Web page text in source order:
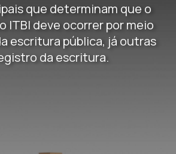
que determinam que o
ITBI deve ocorrer por meio
escritura pública, já outras
da escritura.